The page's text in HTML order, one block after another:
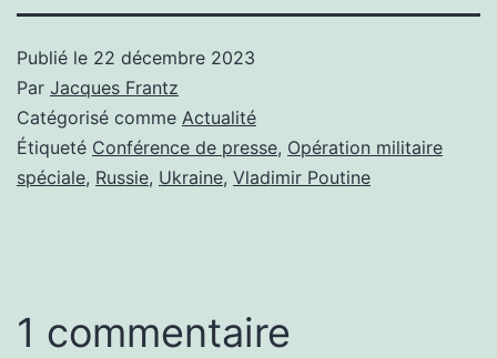
Publié le 22 décembre 2023
Par Jacques Frantz
Catégorisé comme Actualité
Étiqueté Conférence de presse, Opération militaire
spéciale, Russie, Ukraine, Vladimir Poutine
1 commentaire